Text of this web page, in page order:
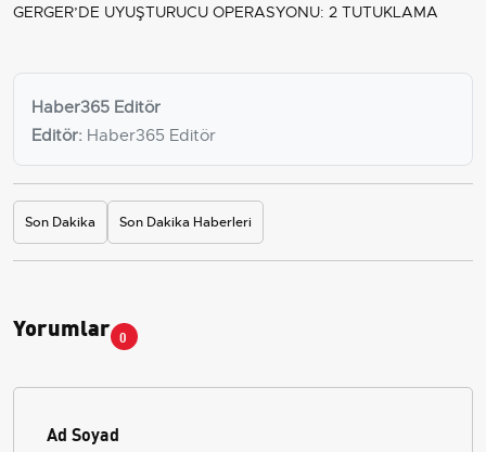
GERGER’DE UYUŞTURUCU OPERASYONU: 2 TUTUKLAMA
Haber365 Editör
Editör: Haber365 Editör
Son Dakika Son Dakika Haberleri
Yorumlar 0
Ad Soyad